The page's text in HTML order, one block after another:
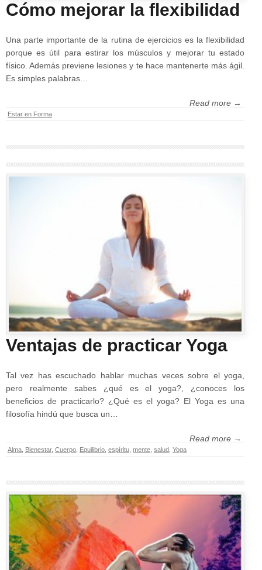
Cómo mejorar la flexibilidad
Una parte importante de la rutina de ejercicios es la flexibilidad
porque es útil para estirar los músculos y mejorar tu estado
físico. Además previene lesiones y te hace mantenerte más ágil.
Es simples palabras…
Read more →
Estar en Forma
Ventajas de practicar Yoga
Tal vez has escuchado hablar muchas veces sobre el yoga,
pero realmente sabes ¿qué es el yoga?, ¿conoces los
beneficios de practicarlo? ¿Qué es el yoga? El Yoga es una
filosofía hindú que busca un…
Read more →
Alma, Bienestar, Cuerpo, Equilibrio, espíritu, mente, salud, Yoga